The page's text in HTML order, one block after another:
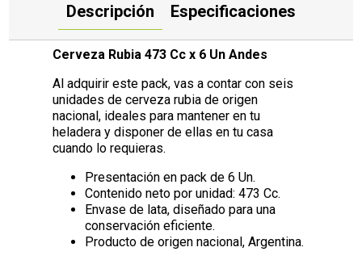
Descripción Especificaciones
Cerveza Rubia 473 Cc x 6 Un Andes
Al adquirir este pack, vas a contar con seis
unidades de cerveza rubia de origen
nacional, ideales para mantener en tu
heladera y disponer de ellas en tu casa
cuando lo requieras.
Presentación en pack de 6 Un.
Contenido neto por unidad: 473 Cc.
Envase de lata, diseñado para una
conservación eficiente.
Producto de origen nacional, Argentina.